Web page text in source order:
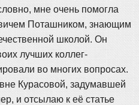
мне очень помогла
Поташником, знающим
школой. Он
лучших коллег-
во многих вопросах.
Курасовой, задумавшей
и отсылаю к её статье